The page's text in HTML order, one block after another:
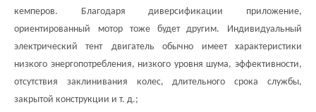
кемперов. Благодаря диверсификации приложение,
ориентированный
мотор тоже будет другим.
Индивидуальный
электрическийтент
двигатель обычно имеет характеристики
низкого энергопотребления, низкого уровня шума, эффективности,
отсутствия заклинивания колес, длительного срока службы,
закрытой конструкции и т. д.;